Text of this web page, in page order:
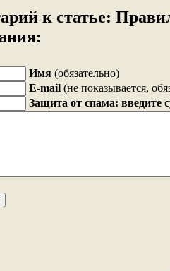
к статье:
Имя (обязательно)
E-mail (не показывается,
Защита от спама: введите